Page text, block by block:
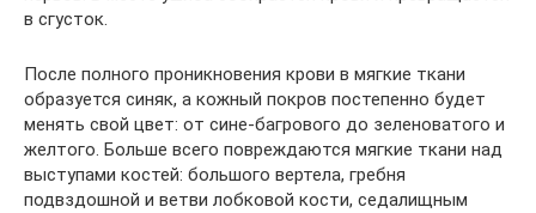
в сгусток.
После полного проникновения крови в мягкие ткани
образуется синяк, а кожный покров постепенно будет
менять свой цвет: от сине-багрового до зеленоватого и
желтого. Больше всего повреждаются мягкие ткани над
выступами костей: большого вертела, гребня
подвздошной и ветви лобковой кости, седалищным